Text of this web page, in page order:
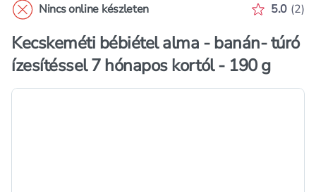
Nincs online készleten 5.0 (2)
Kecskeméti bébiétel alma - banán- túró
ízesítéssel 7 hónapos kortól - 190 g